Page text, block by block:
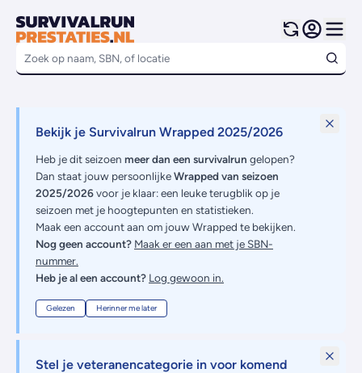
Bekijk je Survivalrun Wrapped 2025/2026
Heb je dit seizoen meer dan een survivalrun gelopen?
Dan staat jouw persoonlijkeWrapped van seizoen
2025/2026voor je klaar: een leuke terugblik op je
seizoen met je hoogtepunten en statistieken.
Maak een account aan om jouw Wrapped te bekijken.
Nog geen account? Maak er een aan met je SBN-
nummer.
Heb je al een account? Log gewoon in.
Gelezen Herinner me later
Stel je veteranencategorie in voor komend